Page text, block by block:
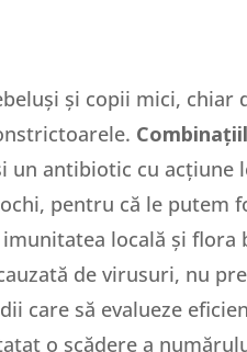
și copii mici, chiar
un antibiotic cu acțiune
pentru că le putem
locală și flora
de virusuri, nu
care să evalueze
o scădere a